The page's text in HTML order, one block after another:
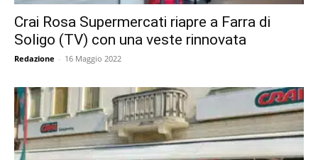
Crai Rosa Supermercati riapre a Farra di
Soligo (TV) con una veste rinnovata
Redazione - 16 Maggio 2022